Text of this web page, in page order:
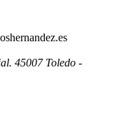
45007 Toledo -